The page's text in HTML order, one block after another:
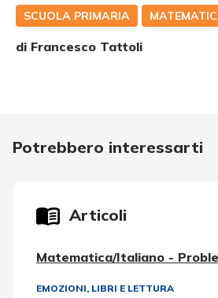
SCUOLA PRIMARIA
di Francesco Tattoli
Potrebbero interessarti
Articoli
Matematica/Italiano -
EMOZIONI, LIBRI E LETTURA